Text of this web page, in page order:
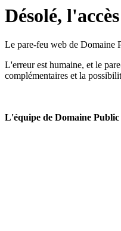
Désolé,
Le pare-feu web de Domaine
L'erreur est humaine, et le
complémentaires et la
L'équipe de Domaine Public